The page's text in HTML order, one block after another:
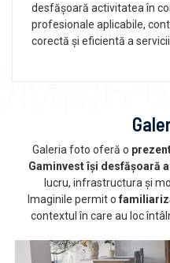
desfășoară activitatea în
profesionale aplicabile,
corectă și eficientă a
Galeria foto oferă o
Gaminvest își desfășoară
lucru, infrastructura și
Imaginile permit o
contextul în care au loc